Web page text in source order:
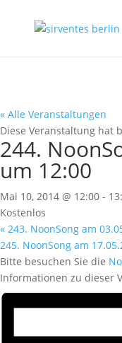
« Alle Veranstaltungen
Diese Veranstaltung hat
244.
um 12:00
Mai 10, 2014 @ 12:00 -
Kostenlos
« 243. NoonSong am
245. NoonSong am
Bitte besuchen Sie die
Informationen zu dieser